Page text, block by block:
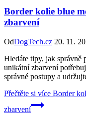
Border kolie blue
zbarvení
OdDogTech.cz 20. 11.
Hledáte tipy, jak správně
unikátní zbarvení
správné postupy a
Přečtěte si více Border
zbarvení